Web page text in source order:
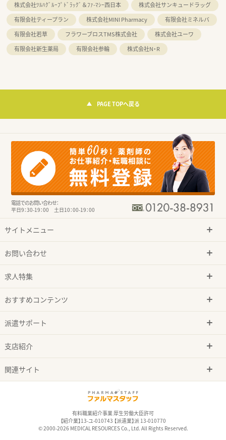
株式会社ﾂﾙﾊｸﾞﾙｰﾌﾟﾄﾞﾗｯｸﾞ＆ﾌｧ-ﾏｼｰ西日本
株式会社サンキュードラッグ
有限会社ティープラン
株式会社MINI Pharmacy
有限会社ミネルバ
有限会社若草
フラワーブロスTMS株式会社
株式会社ユーワ
有限会社新生薬局
有限会社参輪 株式会社N・R
PAGE TOPへ戻る
電話でのお問い合わせ：
平日9：30-19：00 土日10：00-19：00
サイトメニュー
お問い合わせ
求人特集
おすすめコンテンツ
派遣サポート
支店紹介
関連サイト
有料職業紹介事業 厚生労働大臣許可
【紹介業】13-ユ-010743 【派遣業】派 13-010770
© 2000-2026 MEDICAL RESOURCES Co., Ltd. All Rights Reserved.